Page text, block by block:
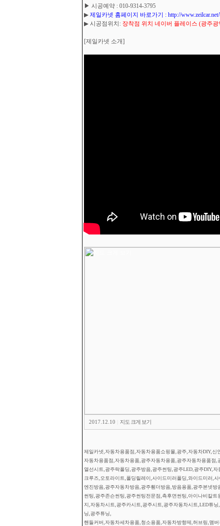
▶ 시공예약 : 010-9314-3795
▶ 제일카넷 홈페이지 바로가기 : http://www.zeilcar.net/
▶ 시공점위치: 장착점 위치 네이버 플레이스 (광주
[제일카넷 소개]
2017.12.10 지도 크게 보기
제일카넷,자동차용품점,자동차용품쇼핑몰,광주,자동차DIY,
자동차용품점,자동차용품,광주자동차용품,광주자동차용품
열선시트,광주락폴딩,광주방음,광주썬팅,광주LED,광주DIY,
크루즈,오토라이트,폴딩릴레이,사이드미러폴딩,와이드미러,
엔진방음,광주자동차방음,광주휀더방음,방음용품,광주본넷
썬팅,광주존슨썬팅,광주썬팅전문점,측후면썬팅,아이나비칼
지,자동차시트,광주카시트,광주시트,광주자동차시트,LED튜
닝,광주튜닝,
핸들커버,자동차세차용품,청소용품,자동차방향제,허브링,맴